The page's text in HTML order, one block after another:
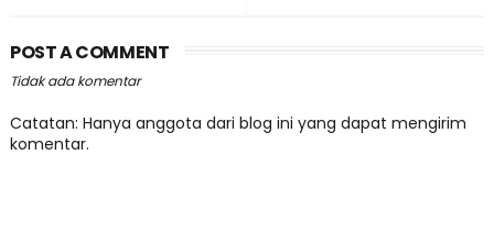
POST A COMMENT
Tidak ada komentar
Catatan: Hanya anggota dari blog ini yang dapat mengirim
komentar.